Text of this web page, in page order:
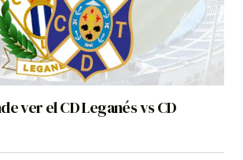
ver el CD Leganés vs CD